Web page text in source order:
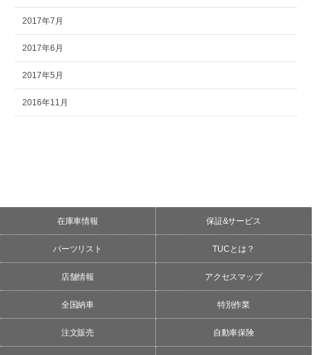
2017年7月
2017年6月
2017年5月
2016年11月
在庫車情報 保証&サービス
パーツリスト TUCとは？
店舗情報 アクセスマップ
全国納車 特別作業
注文販売 自動車保険